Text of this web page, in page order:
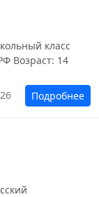
класс
Возраст: 14
Подробнее